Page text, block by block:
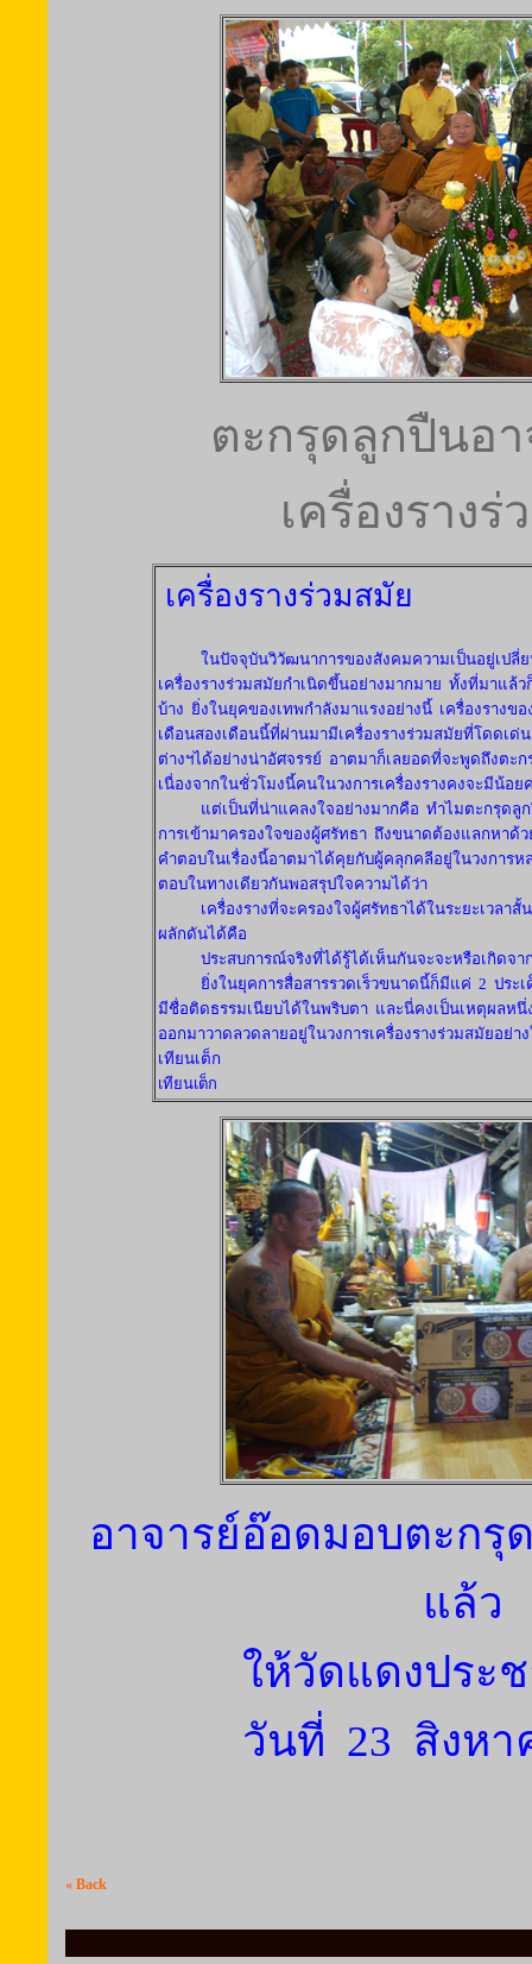
ตะกรุดลูกปืนอ
เครื่องรางร่
เครื่องรางร่วมสมัย
ในปัจจุบันวิวัฒนาการของสังคมความเป็นอยู่เปลี่ย
เครื่องรางร่วมสมัยกำเนิดขึ้นอย่างมากมาย ทั้งที่มาแล้ว
บ้าง ยิ่งในยุคของเทพกำลังมาแรงอย่างนี้ เครื่องรางข
เดือนสองเดือนนี้ที่ผ่านมามีเครื่องรางร่วมสมัยที่โดดเด่
ต่างฯได้อย่างน่าอัศจรรย์ อาตมาก็เลยอดที่จะพูดถึงตะ
เนื่องจากในชั่วโมงนี้คนในวงการเครื่องรางคงจะมีน้อย
แต่เป็นที่น่าแคลงใจอย่างมากคือ ทำไมตะกรุดลู
การเข้ามาครองใจของผู้ศรัทธา ถึงขนาดต้องแลกหาด้ว
คำตอบในเรื่องนี้อาตมาได้คุยกับผู้คลุกคลีอยู่ในวงการห
ตอบในทางเดียวกันพอสรุปใจความได้ว่า
เครื่องรางที่จะครองใจผู้ศรัทธาได้ในระยะเวลาสั้
ผลักดันได้คือ
ประสบการณ์จริงที่ได้รู้ได้เห็นกันจะจะหรือเกิดจ
ยิ่งในยุคการสื่อสารรวดเร็วขนาดนี้ก็มีแค่ 2 ประ
มีชื่อติดธรรมเนียบได้ในพริบตา และนี่คงเป็นเหตุผลห
ออกมาวาดลวดลายอยู่ในวงการเครื่องรางร่วมสมัยอย่า
เทียนเต็ก
เทียนเต็ก
อาจารย์อ๊อดมอบตะกรุ
แล้ว
ให้วัดแดงประ
วันที่ 23 สิงหา
« Back